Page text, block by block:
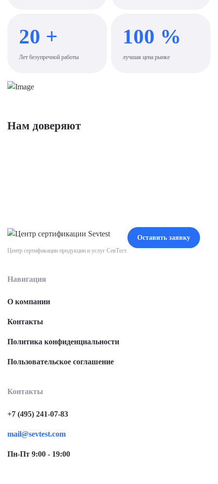
20 +
Лет безупречной работы
100 %
лучшая цена рынке
Нам доверяют
Центр сертификации продукции и услуг СевТест.
Оставить заявку
Навигация
О компании
Контакты
Политика конфиденциальности
Пользовательское соглашение
Контакты
+7 (495) 241-07-83
mail@sevtest.com
Пн-Пт 9:00 - 19:00